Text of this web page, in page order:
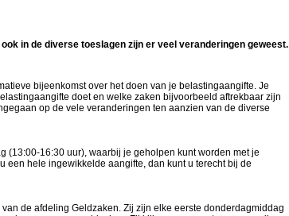
in de diverse toeslagen zijn er veel veranderingen geweest.
bijeenkomst over het doen van je belastingaangifte. Je
doet en welke zaken bijvoorbeeld aftrekbaar zijn
op de vele veranderingen ten aanzien van de diverse
(13:00-16:30 uur), waarbij je geholpen kunt worden met je
een hele ingewikkelde aangifte, dan kunt u terecht bij de
de afdeling Geldzaken. Zij zijn elke eerste donderdagmiddag